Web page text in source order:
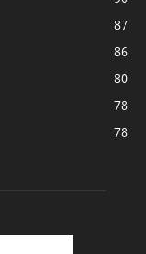
87
86
80
78
78